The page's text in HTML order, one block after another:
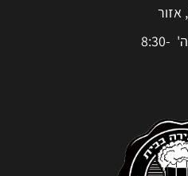
שעות פעילות: א' - ה' 8:30-